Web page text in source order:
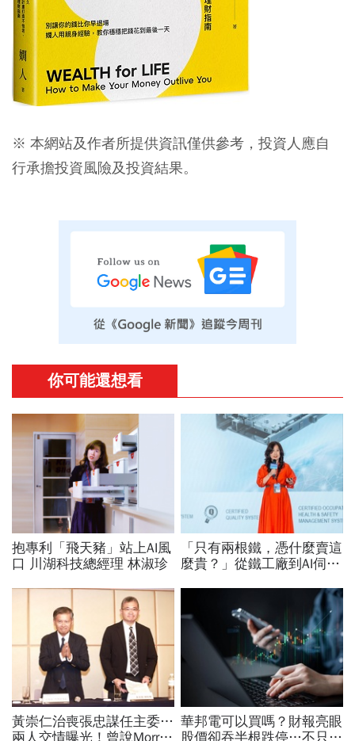
※ 本網站及作者所提供資訊僅供參考，投資人應自
行承擔投資風險及投資結果。